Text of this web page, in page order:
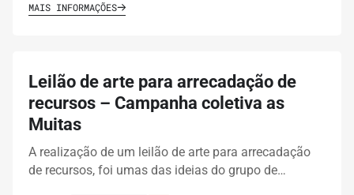
MAIS INFORMAÇÕES
Leilão de arte para arrecadação de
recursos – Campanha coletiva as
Muitas
A realização de um leilão de arte para arrecadação
de recursos, foi umas das ideias do grupo de…